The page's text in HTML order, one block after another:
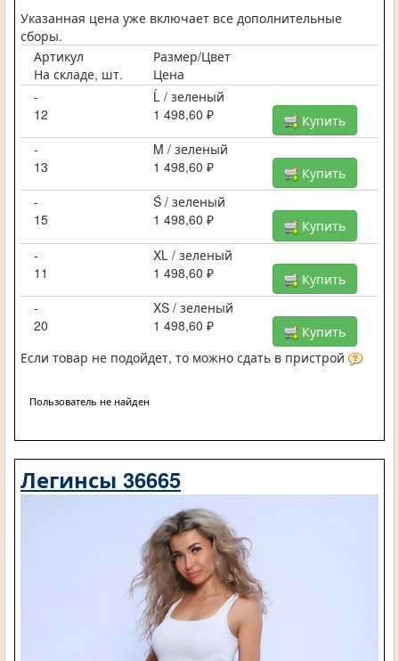
Указанная цена уже включает все дополнительные
сборы.
Артикул
Размер/Цвет
На складе, шт.
Цена
-
Ĺ / зеленый
12
1 498,60 ₽
Купить
-
Ḿ / зеленый
13
1 498,60 ₽
Купить
-
Ś / зеленый
15
1 498,60 ₽
Купить
-
XL / зеленый
11
1 498,60 ₽
Купить
-
XS / зеленый
20
1 498,60 ₽
Купить
Если товар не подойдет, то можно сдать в пристрой
Пользователь не найден
Легинсы 36665